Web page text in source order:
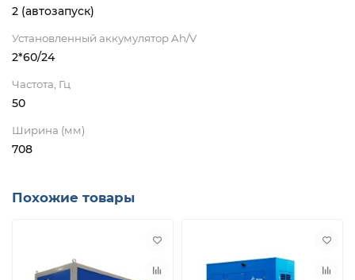
2 (автозапуск)
Установленный аккумулятор Ah/V
2*60/24
Частота, Гц
50
Ширина (мм)
708
Похожие товары